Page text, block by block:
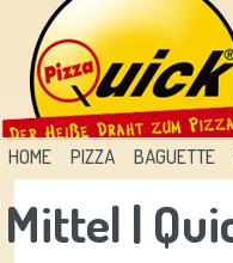
HOME PIZZA BAGUETTE
Mittel |